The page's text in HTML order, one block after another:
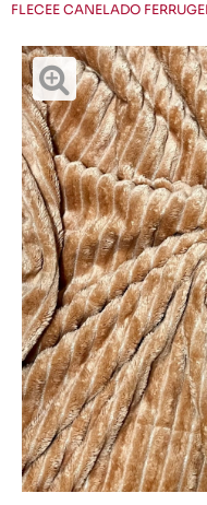
FLECEE CANELADO